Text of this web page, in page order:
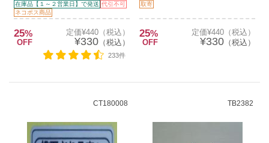
在庫品【１～２営業日】で発送 代引不可
ネコポス商品
25%
OFF
定価¥440（税込）
¥330（税込）
233件
取寄
25%
OFF
定価¥440（税込）
¥330（税込）
CT180008 TB2382